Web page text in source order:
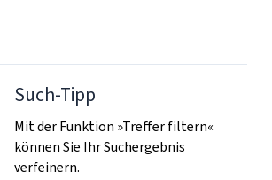
Such-Tipp
Mit der Funktion »Treffer filtern«
können Sie Ihr Suchergebnis
verfeinern.